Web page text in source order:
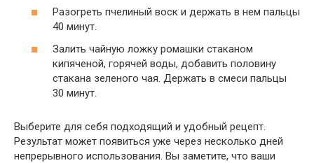
Разогреть пчелиный воск и держать в нем пальцы
40 минут.
Залить чайную ложку ромашки стаканом
кипяченой, горячей воды, добавить половину
стакана зеленого чая. Держать в смеси пальцы
30 минут.
Выберите для себя подходящий и удобный рецепт.
Результат может появиться уже через несколько дней
непрерывного использования. Вы заметите, что ваши